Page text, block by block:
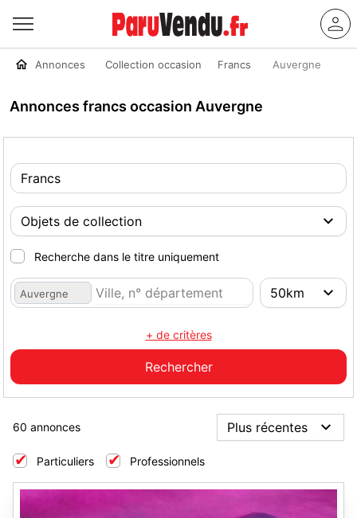
Annonces Collection occasion Francs Auvergne
Annonces francs occasion Auvergne
Recherche dans le titre uniquement
Auvergne
+ de critères
60 annonces
Particuliers Professionnels